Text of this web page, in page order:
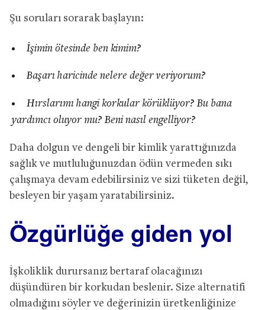
Şu soruları sorarak başlayın:
İşimin ötesinde ben kimim?
Başarı haricinde nelere değer veriyorum?
Hırslarımı hangi korkular körüklüyor? Bu bana
yardımcı oluyor mu? Beni nasıl engelliyor?
Daha dolgun ve dengeli bir kimlik yarattığınızda
sağlık ve mutluluğunuzdan ödün vermeden sıkı
çalışmaya devam edebilirsiniz ve sizi tüketen değil,
besleyen bir yaşam yaratabilirsiniz.
Özgürlüğe giden yol
İşkoliklik durursanız bertaraf olacağınızı
düşündüren bir korkudan beslenir. Size alternatifi
olmadığını söyler ve değerinizin üretkenliğinize